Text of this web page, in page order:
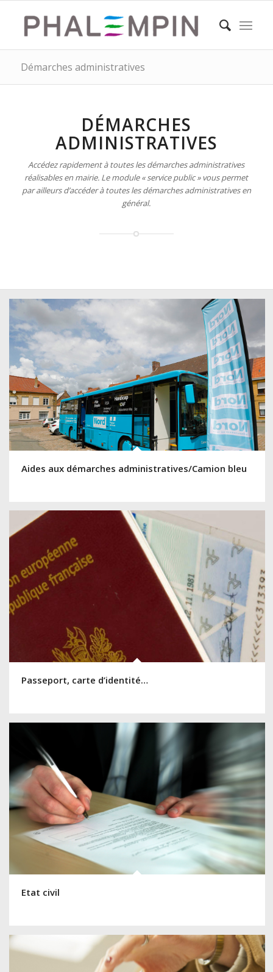
Démarches administratives
DÉMARCHES
ADMINISTRATIVES
Accédez rapidement à toutes les démarches administratives
réalisables en mairie. Le module « service public » vous permet
par ailleurs d’accéder à toutes les démarches administratives en
général.
Aides aux démarches administratives/Camion bleu
Passeport, carte d’identité…
Etat civil